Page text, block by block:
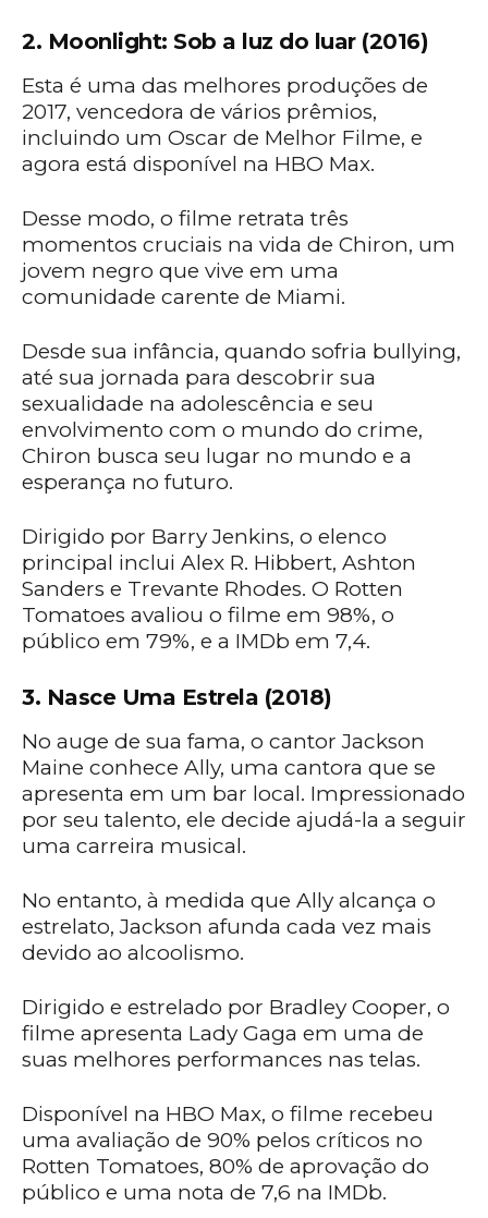
2. Moonlight: Sob a luz do luar (2016)
Esta é uma das melhores produções de
2017, vencedora de vários prêmios,
incluindo um Oscar de Melhor Filme, e
agora está disponível na HBO Max.
Desse modo, o filme retrata três
momentos cruciais na vida de Chiron, um
jovem negro que vive em uma
comunidade carente de Miami.
Desde sua infância, quando sofria bullying,
até sua jornada para descobrir sua
sexualidade na adolescência e seu
envolvimento com o mundo do crime,
Chiron busca seu lugar no mundo e a
esperança no futuro.
Dirigido por Barry Jenkins, o elenco
principal inclui Alex R. Hibbert, Ashton
Sanders e Trevante Rhodes. O Rotten
Tomatoes avaliou o filme em 98%, o
público em 79%, e a IMDb em 7,4.
3. Nasce Uma Estrela (2018)
No auge de sua fama, o cantor Jackson
Maine conhece Ally, uma cantora que se
apresenta em um bar local. Impressionado
por seu talento, ele decide ajudá-la a seguir
uma carreira musical.
No entanto, à medida que Ally alcança o
estrelato, Jackson afunda cada vez mais
devido ao alcoolismo.
Dirigido e estrelado por Bradley Cooper, o
filme apresenta Lady Gaga em uma de
suas melhores performances nas telas.
Disponível na HBO Max, o filme recebeu
uma avaliação de 90% pelos críticos no
Rotten Tomatoes, 80% de aprovação do
público e uma nota de 7,6 na IMDb.